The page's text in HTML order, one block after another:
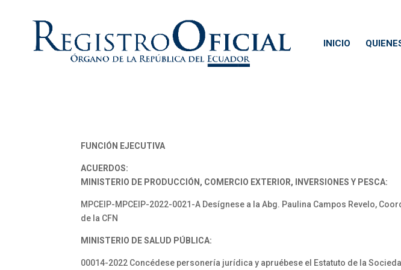
INICIO
FUNCIÓN EJECUTIVA
ACUERDOS:
MINISTERIO DE PRODUCCIÓN, COMERCIO EXTERIOR, INVERSIONES Y PESCA:
MPCEIP-MPCEIP-2022-0021-A Desígnese a la Abg. Paulina Campos Revelo,
de la CFN
MINISTERIO DE SALUD PÚBLICA:
00014-2022 Concédese personería jurídica y apruébese el Estatuto de la